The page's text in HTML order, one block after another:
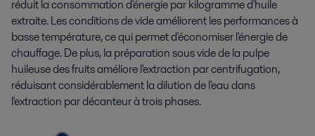
réduit la consommation d'énergie par kilogramme d'huile
extraite. Les conditions de vide améliorent les performances à
basse température, ce qui permet d'économiser l'énergie de
chauffage. De plus, la préparation sous vide de la pulpe
huileuse des fruits améliore l'extraction par centrifugation,
réduisant considérablement la dilution de l'eau dans
l'extraction par décanteur à trois phases.